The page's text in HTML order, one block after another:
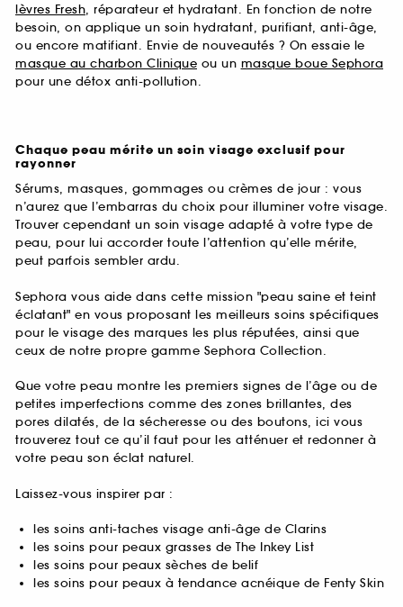
lèvres Fresh, réparateur et hydratant. En fonction de notre
besoin, on applique un soin hydratant, purifiant, anti-âge,
ou encore matifiant. Envie de nouveautés ? On essaie le
masque au charbon Clinique ou un masque boue Sephora
pour une détox anti-pollution.
Chaque peau mérite un soin visage exclusif pour
rayonner
Sérums, masques, gommages ou crèmes de jour : vous
n’aurez que l’embarras du choix pour illuminer votre visage.
Trouver cependant un soin visage adapté à votre type de
peau, pour lui accorder toute l’attention qu’elle mérite,
peut parfois sembler ardu.
Sephora vous aide dans cette mission "peau saine et teint
éclatant" en vous proposant les meilleurs soins spécifiques
pour le visage des marques les plus réputées, ainsi que
ceux de notre propre gamme Sephora Collection.
Que votre peau montre les premiers signes de l’âge ou de
petites imperfections comme des zones brillantes, des
pores dilatés, de la sécheresse ou des boutons, ici vous
trouverez tout ce qu’il faut pour les atténuer et redonner à
votre peau son éclat naturel.
Laissez-vous inspirer par :
les soins anti-taches visage anti-âge de Clarins
les soins pour peaux grasses de The Inkey List
les soins pour peaux sèches de belif
les soins pour peaux à tendance acnéique de Fenty Skin